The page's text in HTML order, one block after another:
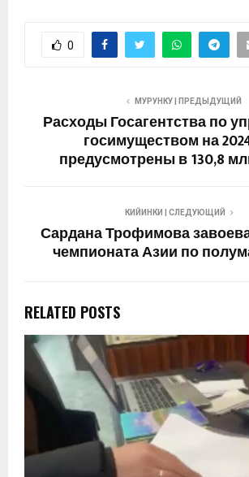
0
МУРУНКУ | ПРЕДЫДУЩИЙ
Расходы Госагентства по
госимуществом на
предусмотрены в 130,8
КИЙИНКИ | СЛЕДУЮЩИЙ
Сардана Трофимова
чемпионата Азии по
RELATED POSTS